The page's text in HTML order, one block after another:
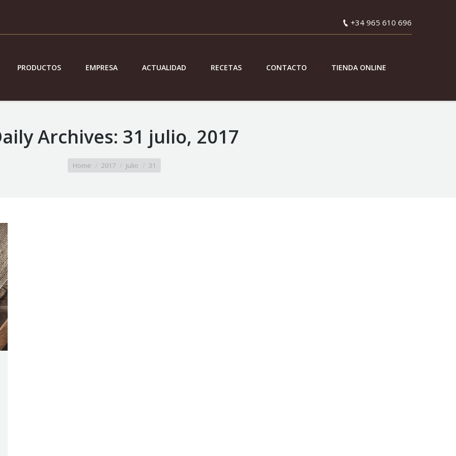
+34 965 610 696
PRODUCTOS EMPRESA ACTUALIDAD RECETAS CONTACTO TIENDA ONLINE
Archives: 31 julio, 2017
Home 2017 julio 31